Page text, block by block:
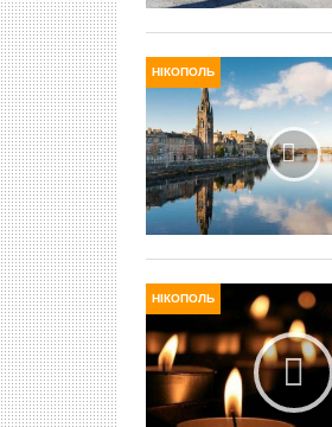
НІКОПОЛЬ
НІКОПОЛЬ